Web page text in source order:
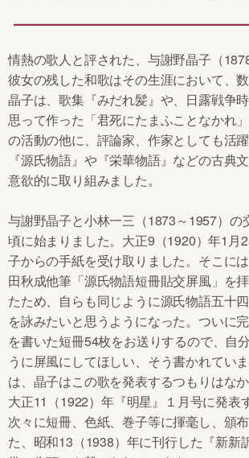
情熱の歌人と評された、与謝野晶子（
彼女の残した和歌はその生涯において、数
晶子は、歌集『みだれ髪』や、日露戦争
思って作った「君死にたまふことなかれ
の活動の他に、評論家、作家としても活
『源氏物語』や『栄華物語』などの古典
意欲的に取り組みました。
与謝野晶子と小林一三（1873～1957）の
頃に始まりました。大正9（1920）年1月
子からの手紙を受け取りました。そこに
田秋成他筆「源氏物語短冊貼交屏風」を
たため、自らも同じように源氏物語五十
を詠みたいと思うようになった。ついに
を書いた短冊54枚をお送りするので、自
うに屏風にしてほしい、そう書かれてい
は、晶子はこの歌を発表するつもりはなか
大正11（1922）年『明星』１月号に発表
次々に短冊、色紙、巻子等に揮毫し、頒
た、昭和13（1938）年に刊行した『新新